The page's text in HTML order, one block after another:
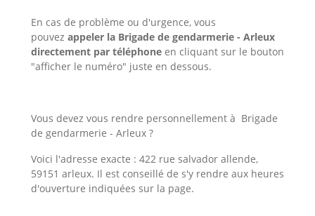
En cas de problème ou d'urgence, vous
pouvez appeler la Brigade de gendarmerie - Arleux
directement par téléphone en cliquant sur le bouton
"afficher le numéro" juste en dessous.
Vous devez vous rendre personnellement à Brigade
de gendarmerie - Arleux ?
Voici l'adresse exacte : 422 rue salvador allende,
59151 arleux. Il est conseillé de s'y rendre aux heures
d'ouverture indiquées sur la page.